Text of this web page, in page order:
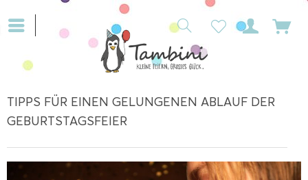
TIPPS FÜR EINEN GELUNGENEN ABLAUF DER
GEBURTSTAGSFEIER